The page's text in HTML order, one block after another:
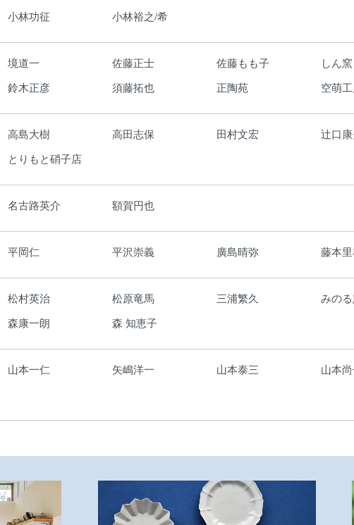
小林功征 小林裕之/希
境道一 佐藤正士 佐藤もも子 しん窯
鈴木正彦 須藤拓也 正陶苑 空萌
高島大樹 高田志保 田村文宏 辻口
とりもと硝子店
名古路英介 額賀円也
平岡仁 平沢崇義 廣島晴弥 藤本
松村英治 松原竜馬 三浦繁久 みの
森康一朗 森 知恵子
山本一仁 矢嶋洋一 山本泰三 山本